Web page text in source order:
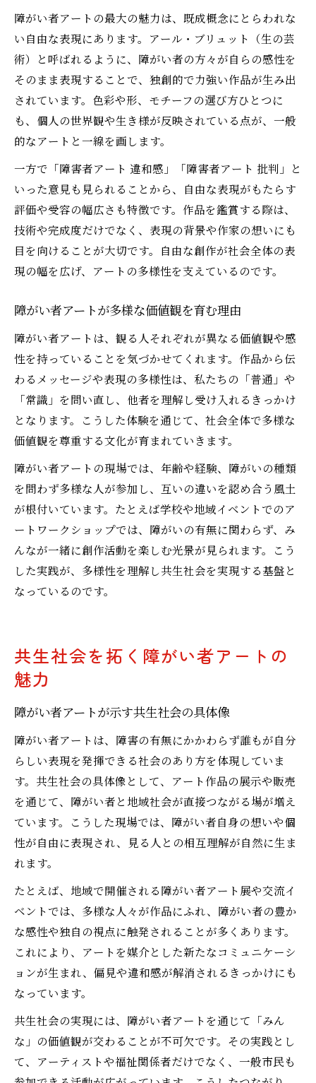
障がい者アートの最大の魅力は、既成概念にとらわれな
い自由な表現にあります。アール・ブリュット（生の芸
術）と呼ばれるように、障がい者の方々が自らの感性を
そのまま表現することで、独創的で力強い作品が生み出
されています。色彩や形、モチーフの選び方ひとつに
も、個人の世界観や生き様が反映されている点が、一般
的なアートと一線を画します。
一方で「障害者アート 違和感」「障害者アート 批判」と
いった意見も見られることから、自由な表現がもたらす
評価や受容の幅広さも特徴です。作品を鑑賞する際は、
技術や完成度だけでなく、表現の背景や作家の想いにも
目を向けることが大切です。自由な創作が社会全体の表
現の幅を広げ、アートの多様性を支えているのです。
障がい者アートが多様な価値観を育む理由
障がい者アートは、観る人それぞれが異なる価値観や感
性を持っていることを気づかせてくれます。作品から伝
わるメッセージや表現の多様性は、私たちの「普通」や
「常識」を問い直し、他者を理解し受け入れるきっかけ
となります。こうした体験を通じて、社会全体で多様な
価値観を尊重する文化が育まれていきます。
障がい者アートの現場では、年齢や経験、障がいの種類
を問わず多様な人が参加し、互いの違いを認め合う風土
が根付いています。たとえば学校や地域イベントでのア
ートワークショップでは、障がいの有無に関わらず、み
んなが一緒に創作活動を楽しむ光景が見られます。こう
した実践が、多様性を理解し共生社会を実現する基盤と
なっているのです。
共生社会を拓く障がい者アートの
魅力
障がい者アートが示す共生社会の具体像
障がい者アートは、障害の有無にかかわらず誰もが自分
らしい表現を発揮できる社会のあり方を体現していま
す。共生社会の具体像として、アート作品の展示や販売
を通じて、障がい者と地域社会が直接つながる場が増え
ています。こうした現場では、障がい者自身の想いや個
性が自由に表現され、見る人との相互理解が自然に生ま
れます。
たとえば、地域で開催される障がい者アート展や交流イ
ベントでは、多様な人々が作品にふれ、障がい者の豊か
な感性や独自の視点に触発されることが多くあります。
これにより、アートを媒介とした新たなコミュニケーシ
ョンが生まれ、偏見や違和感が解消されるきっかけにも
なっています。
共生社会の実現には、障がい者アートを通じて「みん
な」の価値観が交わることが不可欠です。その実践とし
て、アーティストや福祉関係者だけでなく、一般市民も